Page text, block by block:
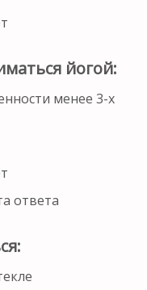
йогой:
менее 3-х
ответа